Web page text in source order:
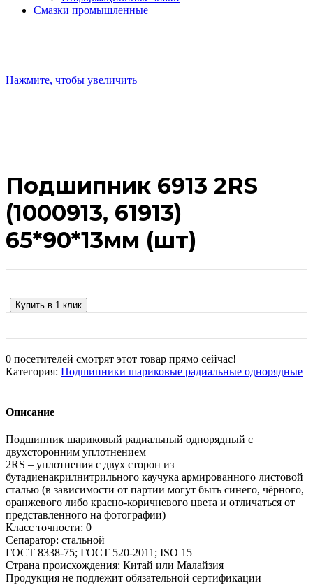
Смазки промышленные
Нажмите, чтобы увеличить
Подшипник 6913 2RS
(1000913, 61913)
65*90*13мм (шт)
Купить в 1 клик
0 посетителей смотрят этот товар прямо сейчас!
Категория: Подшипники шариковые радиальные однорядные
Описание
Подшипник шариковый радиальный однорядный с
двухсторонним уплотнением
2RS – уплотнения с двух сторон из
бутадиенакрилнитрильного каучука армированного листовой
сталью (в зависимости от партии могут быть синего, чёрного,
оранжевого либо красно-коричневого цвета и отличаться от
представленного на фотографии)
Класс точности: 0
Сепаратор: стальной
ГОСТ 8338-75; ГОСТ 520-2011; ISO 15
Страна происхождения: Китай или Малайзия
Продукция не подлежит обязательной сертификации